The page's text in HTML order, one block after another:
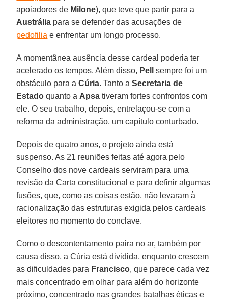
apoiadores de Milone), que teve que partir para a
Austrália para se defender das acusações de
pedofilia e enfrentar um longo processo.
A momentânea ausência desse cardeal poderia ter
acelerado os tempos. Além disso, Pell
sempre foi um
obstáculo para aCúria. Tanto aSecretaria de
Estado quanto a Apsa tiveram fortes confrontos com
ele. O seu trabalho, depois, entrelaçou-se com a
reforma da administração, um capítulo conturbado.
Depois de quatro anos, o projeto ainda está
suspenso. As 21 reuniões feitas até agora pelo
Conselho dos nove cardeais serviram para uma
revisão da Carta constitucional e para definir algumas
fusões, que, como as coisas estão, não levaram à
racionalização das estruturas exigida pelos cardeais
eleitores no momento do conclave.
Como o descontentamento paira no ar, também por
causa disso, a Cúria está dividida, enquanto crescem
as dificuldades para Francisco, que parece cada vez
mais concentrado em olhar para além do horizonte
próximo, concentrado nas grandes batalhas éticas e